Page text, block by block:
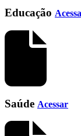
Educação
Saúde Acessar